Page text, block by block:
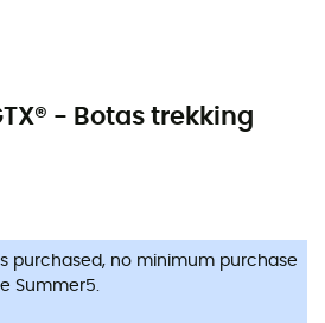
- Botas trekking
purchased, no minimum purchase
Summer5.